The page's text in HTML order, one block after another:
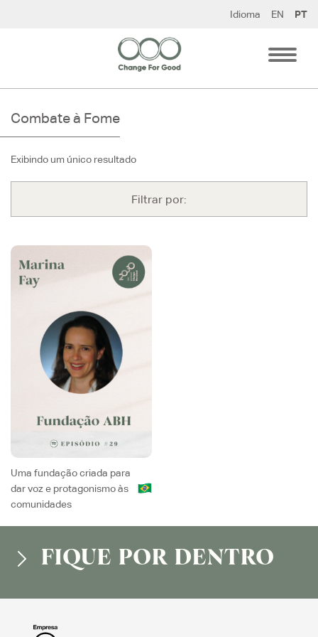
Idioma EN PT
Combate à Fome
Exibindo um único resultado
Filtrar por:
Uma fundação criada para
dar voz e protagonismo às
comunidades
FIQUE POR DENTRO